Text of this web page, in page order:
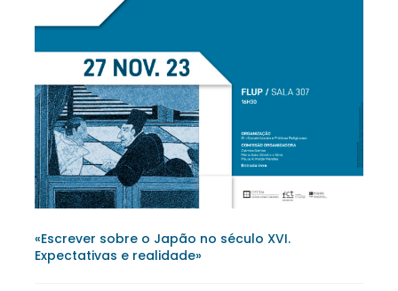
«Escrever sobre o Japão no século XVI.
Expectativas e realidade»